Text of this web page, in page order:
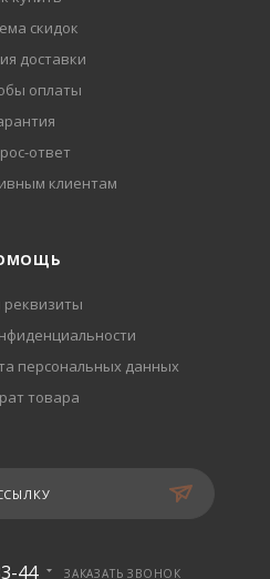
скидок
доставки
оплаты
ответ
клиентам
персональных данных
товара
44 ЗАКАЗАТЬ ЗВОНОК